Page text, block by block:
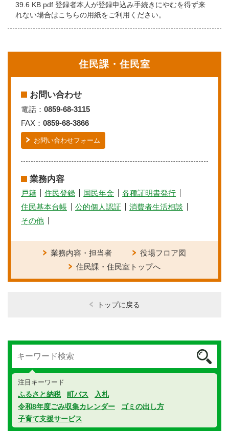
39.6 KB pdf 登録者本人が登録申込み手続きにやむを得ず来
れない場合はこちらの用紙をご利用ください。
住民課・住民室
お問い合わせ
電話： 0859-68-3115
FAX： 0859-68-3866
お問い合わせフォーム
業務内容
戸籍 住民登録 国民年金
各種証明書発行
住民基本台帳
公的個人認証
消費者生活相談
その他
業務内容・担当者
役場フロア図
住民課・住民室トップへ
トップに戻る
注目キーワード
ふるさと納税 町バス
入札
令和8年度ごみ収集カレンダー
ゴミの出し方
子育て支援サービス